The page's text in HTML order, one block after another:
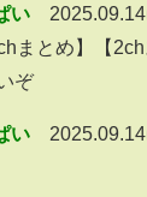
い
まとめ】【
ぞ
い